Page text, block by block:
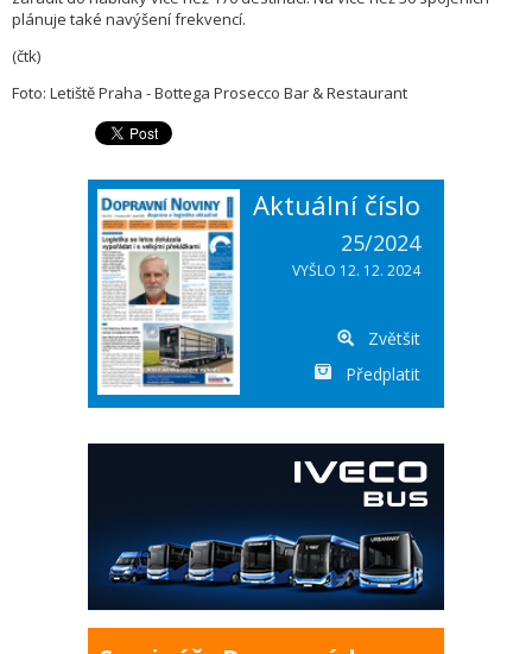
plánuje také navýšení frekvencí.
(čtk)
Foto: Letiště Praha - Bottega Prosecco Bar & Restaurant
Aktuální číslo
25/2024
VYŠLO 12. 12. 2024
Zvětšit
Předplatit